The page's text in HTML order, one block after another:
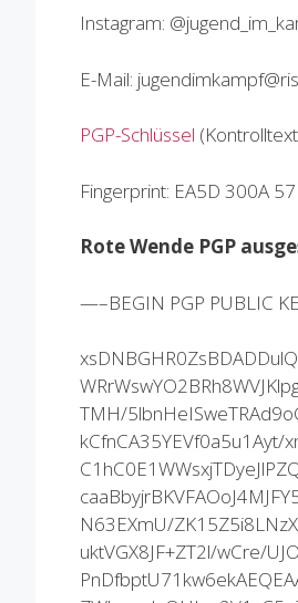
Instagram:
E-Mail:
PGP-Schlüssel
Fingerprint: EA5D 300A
Rote Wende PGP
—–BEGIN PGP PUBLIC
TMH/
kCfnCA35YEVf0a5u1Ayt/
N63EXmU/
uktVGX8JF+ZT2l/wCre/